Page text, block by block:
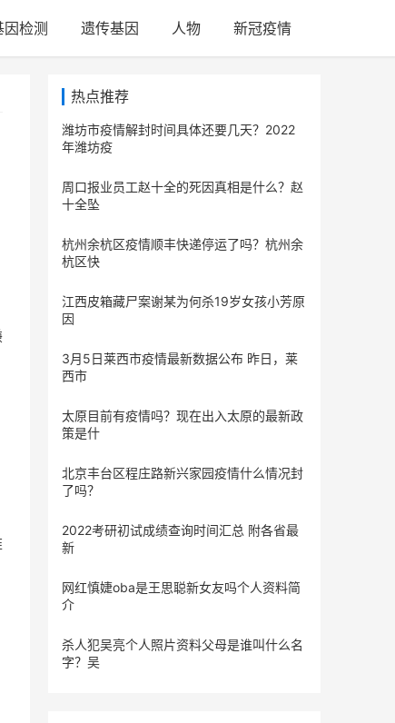
因检测 遗传基因 人物 新冠疫情
热点推荐
潍坊市疫情解封时间具体还要几天？2022
年潍坊疫
周口报业员工赵十全的死因真相是什么？赵
十全坠
杭州余杭区疫情顺丰快递停运了吗？杭州余
杭区快
江西皮箱藏尸案谢某为何杀19岁女孩小芳原
因
3月5日莱西市疫情最新数据公布 昨日，莱
西市
太原目前有疫情吗？现在出入太原的最新政
策是什
北京丰台区程庄路新兴家园疫情什么情况封
了吗？
2022考研初试成绩查询时间汇总 附各省最
新
网红慎婕oba是王思聪新女友吗个人资料简
介
杀人犯吴亮个人照片资料父母是谁叫什么名
字？吴